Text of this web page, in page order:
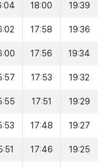
18:00 19:39
17:58 19:36
17:56 19:34
17:53 19:32
17:51 19:29
17:48 19:27
17:46 19:25